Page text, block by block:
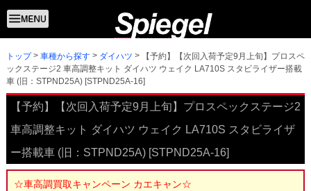
トップ 車種から探す ダイハツ
【予約】【次回入荷予定9月上旬】プロスペ
ックステージ2 車高調整キット ダイハツ ウェイク LA710S スタビライザー搭載
車 (旧：STPND25A) [STPND25A-16]
【予約】【次回入荷予定9月上旬】プロスペックステージ2
車高調整キット ダイハツ ウェイク LA710S スタビライザ
ー搭載車 (旧：STPND25A) [STPND25A-16]
☆車高調買取キャンペーン カエキャン☆